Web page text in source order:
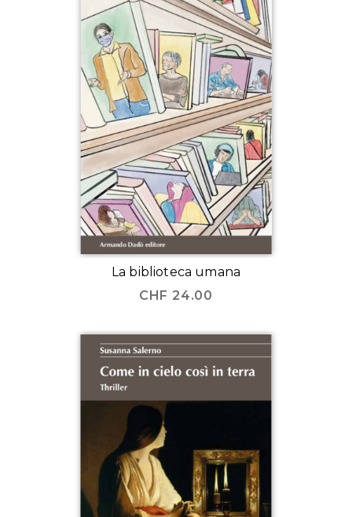
La biblioteca umana
CHF 24.00